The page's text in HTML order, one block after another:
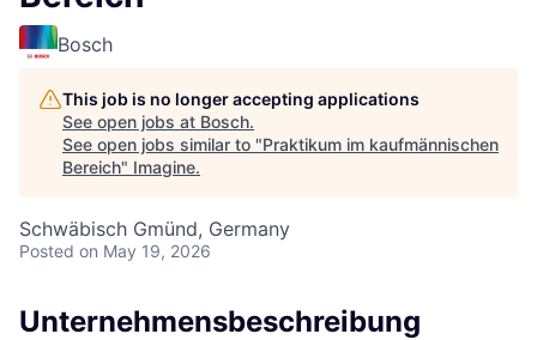
Bosch
This job is no longer accepting applications
See open jobs at Bosch.
See open jobs similar to "Praktikum im kaufmännischen
Bereich" Imagine.
Schwäbisch Gmünd, Germany
Posted on May 19, 2026
Unternehmensbeschreibung